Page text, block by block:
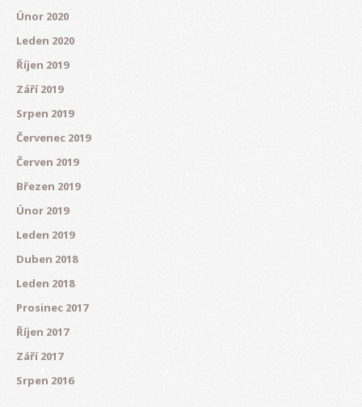
Únor 2020
Leden 2020
Říjen 2019
Září 2019
Srpen 2019
Červenec 2019
Červen 2019
Březen 2019
Únor 2019
Leden 2019
Duben 2018
Leden 2018
Prosinec 2017
Říjen 2017
Září 2017
Srpen 2016